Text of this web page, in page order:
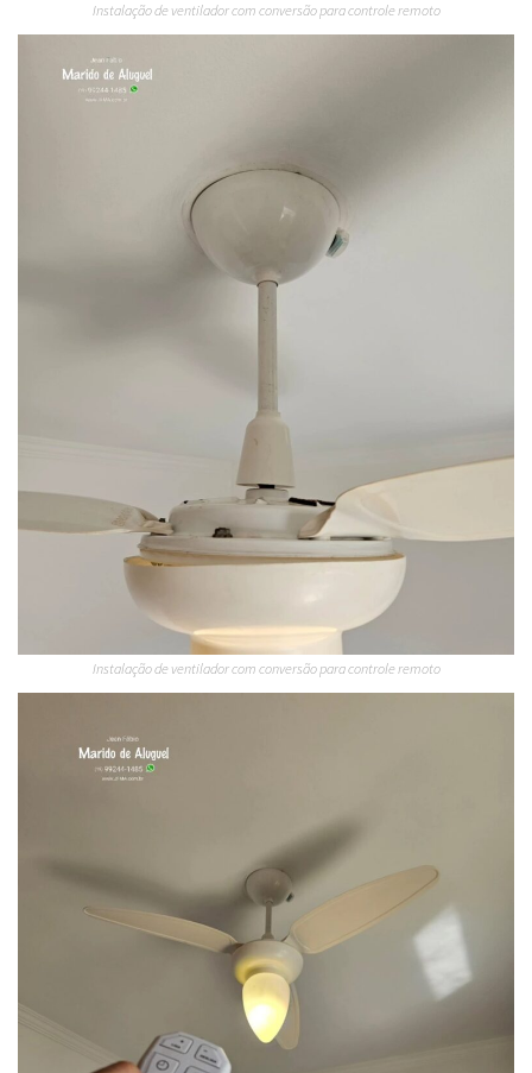
Instalação de ventilador com conversão para controle remoto
Instalação de ventilador com conversão para controle remoto